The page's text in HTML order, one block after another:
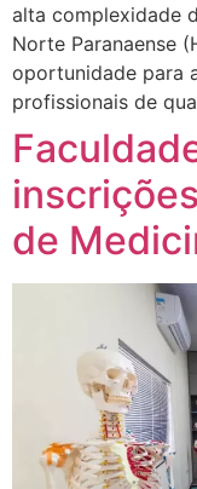
alta complexidade
Norte Paranaense
oportunidade para
profissionais de
de